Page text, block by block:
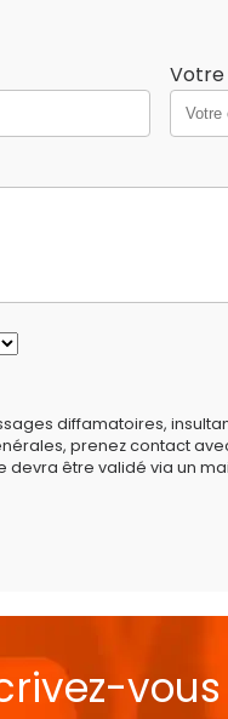
Votre
diffamatoires,
prenez contact
être validé via un